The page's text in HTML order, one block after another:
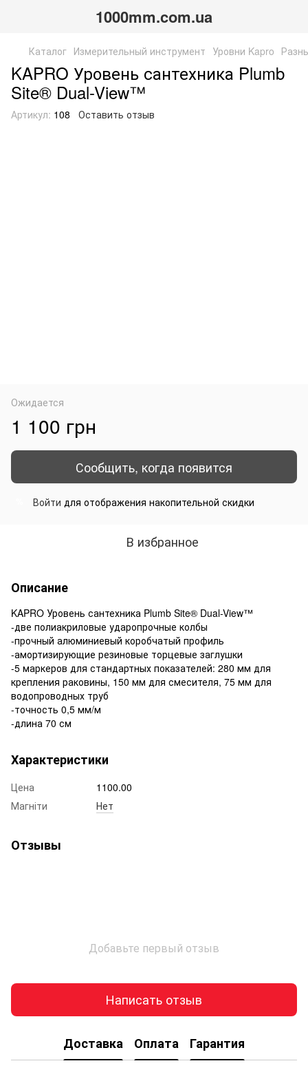
1000mm.com.ua
Каталог Измерительный инструмент Уровни Kapro
KAPRO Уровень сантехника Plumb
Site® Dual-View™
Артикул: 108 Оставить отзыв
Ожидается
1 100 грн
Сообщить, когда появится
Войти для отображения накопительной скидки
В избранное
Описание
KAPRO Уровень сантехника Plumb Site® Dual-View™
-две полиакриловые ударопрочные колбы
-прочный алюминиевый коробчатый профиль
-амортизирующие резиновые торцевые заглушки
-5 маркеров для стандартных показателей: 280 мм для
крепления раковины, 150 мм для смесителя, 75 мм для
водопроводных труб
-точность 0,5 мм/м
-длина 70 см
Характеристики
Цена
1100.00
Магніти
Нет
Отзывы
Добавьте первый отзыв
Написать отзыв
Доставка Оплата Гарантия